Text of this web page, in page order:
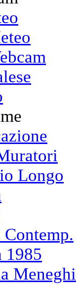
Longo
1985